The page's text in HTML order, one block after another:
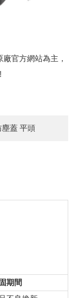
官方網站為主，
塵蓋 平頭
期間